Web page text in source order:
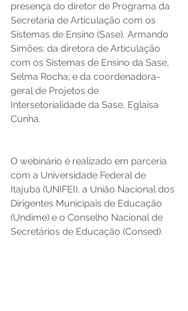
presença do diretor de Programa da
Secretaria de Articulação com os
Sistemas de Ensino (Sase), Armando
Simões; da diretora de Articulação
com os Sistemas de Ensino da Sase,
Selma Rocha; e da coordenadora-
geral de Projetos de
Intersetorialidade da Sase, Eglaisa
Cunha.
O webinário é realizado em parceria
com a Universidade Federal de
Itajubá (UNIFEI), a União Nacional dos
Dirigentes Municipais de Educação
(Undime) e o Conselho Nacional de
Secretários de Educação (Consed).